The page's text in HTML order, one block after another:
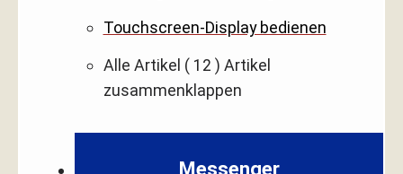
Touchscreen-Display bedienen
Alle Artikel ( 12 ) Artikel
zusammenklappen
Messenger